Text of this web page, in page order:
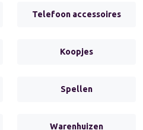
Telefoon accessoires
Koopjes
Spellen
Warenhuizen